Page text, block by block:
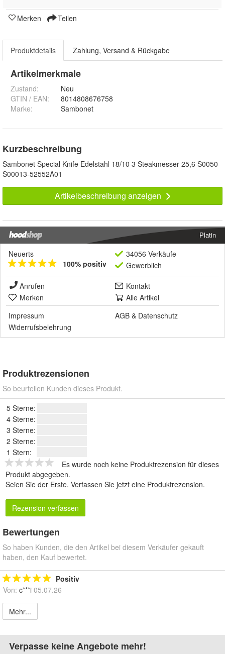
Merken Teilen
Produktdetails Zahlung, Versand & Rückgabe
Artikelmerkmale
Zustand:
Neu
GTIN / EAN:
8014808676758
Marke:
Sambonet
Kurzbeschreibung
Sambonet Special Knife Edelstahl 18/10 3 Steakmesser 25,6 S0050-
S00013-52552A01
Artikelbeschreibung anzeigen
Platin
Neuerts
100% positiv
34056 Verkäufe
Gewerblich
Anrufen
Kontakt
Merken
Alle Artikel
Impressum
AGB & Datenschutz
Widerrufsbelehrung
Produktrezensionen
So beurteilen Kunden dieses Produkt.
5 Sterne:
4 Sterne:
3 Sterne:
2 Sterne:
1 Stern:
Es wurde noch keine Produktrezension für dieses
Produkt abgegeben.
Seien Sie der Erste. Verfassen Sie jetzt eine Produktrezension.
Rezension verfassen
Bewertungen
So haben Kunden, die den Artikel bei diesem Verkäufer gekauft
haben, den Kauf bewertet.
Positiv
Von: c***i 05.07.26
Mehr...
Verpasse keine Angebote mehr!